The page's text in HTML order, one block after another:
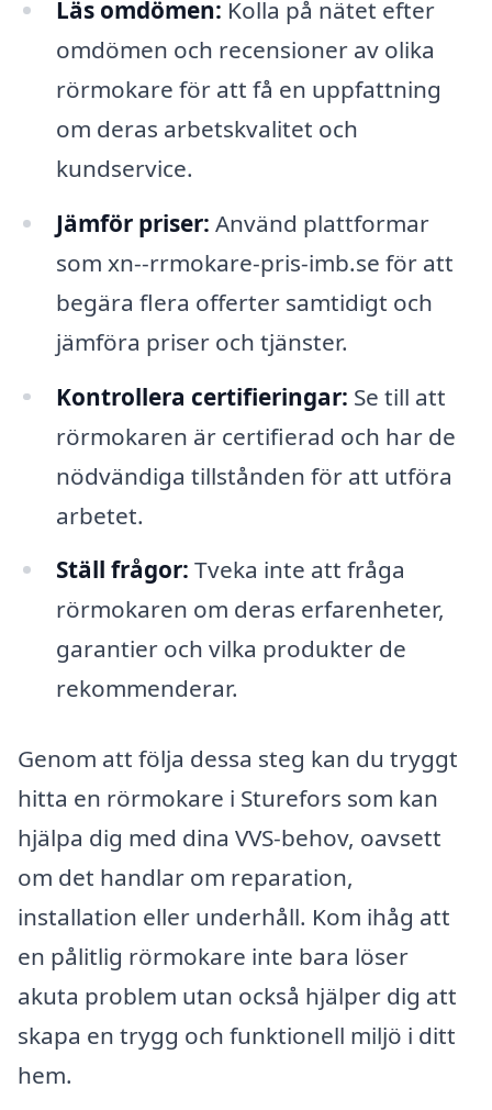
Läs omdömen: Kolla på nätet efter
omdömen och recensioner av olika
rörmokare för att få en uppfattning
om deras arbetskvalitet och
kundservice.
Jämför priser: Använd plattformar
som xn--rrmokare-pris-imb.se för att
begära flera offerter samtidigt och
jämföra priser och tjänster.
Kontrollera certifieringar: Se till att
rörmokaren är certifierad och har de
nödvändiga tillstånden för att utföra
arbetet.
Ställ frågor: Tveka inte att fråga
rörmokaren om deras erfarenheter,
garantier och vilka produkter de
rekommenderar.
Genom att följa dessa steg kan du tryggt
hitta en rörmokare i Sturefors som kan
hjälpa dig med dina VVS-behov, oavsett
om det handlar om reparation,
installation eller underhåll. Kom ihåg att
en pålitlig rörmokare inte bara löser
akuta problem utan också hjälper dig att
skapa en trygg och funktionell miljö i ditt
hem.